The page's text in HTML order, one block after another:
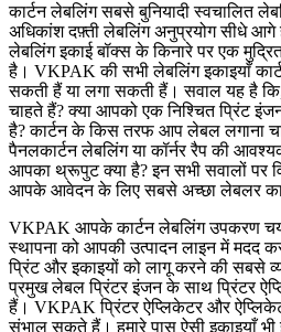
कार्टन लेबलिंग सबसे बुनियादी स्वचालित
अधिकांश दफ़्ती लेबलिंग अनुप्रयोग सीधे
लेबलिंग इकाई बॉक्स के किनारे पर एक
है। VKPAK की सभी लेबलिंग इकाइयाँ
सकती हैं या लगा सकती हैं। सवाल यह है
चाहते हैं? क्या आपको एक निश्चित प्रिंट
है? कार्टन के किस तरफ आप लेबल लगाना
पैनलकार्टन लेबलिंग या कॉर्नर रैप की
आपका थ्रूपुट क्या है? इन सभी सवालों पर
आपके आवेदन के लिए सबसे अच्छा लेबलर
VKPAK आपके कार्टन लेबलिंग उपकरण
स्थापना को आपकी उत्पादन लाइन में मदद
प्रिंट और इकाइयों को लागू करने की सबसे
प्रमुख लेबल प्रिंटर इंजन के साथ प्रिंटर
हैं। VKPAK प्रिंटर ऐप्लिकेटर और
संभाल सकते हैं। हमारे पास ऐसी इकाइयाँ